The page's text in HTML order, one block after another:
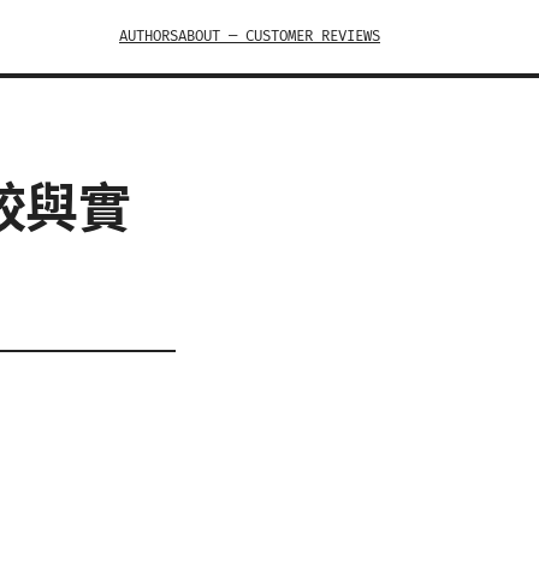
AUTHORSABOUT — CUSTOMER REVIEWS
與實